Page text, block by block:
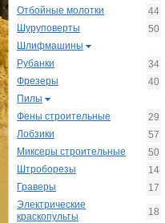
Отбойные молотки
44
Шуруповерты
50
Шлифмашины
Рубанки
34
Фрезеры
40
Пилы
Фены строительные
29
Лобзики
57
Миксеры строительные
50
Штроборезы
14
Граверы
17
Электрические
краскопульты
18